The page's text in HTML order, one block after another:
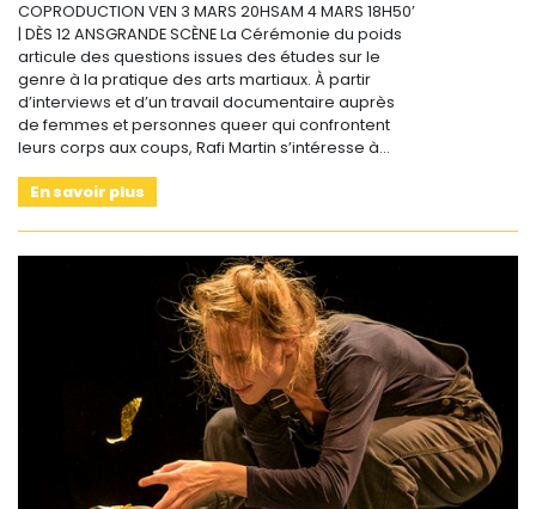
COPRODUCTION VEN 3 MARS 20HSAM 4 MARS 18H50’
| DÈS 12 ANSGRANDE SCÈNE La Cérémonie du poids
articule des questions issues des études sur le
genre à la pratique des arts martiaux. À partir
d’interviews et d’un travail documentaire auprès
de femmes et personnes queer qui confrontent
leurs corps aux coups, Rafi Martin s’intéresse à…
En savoir plus